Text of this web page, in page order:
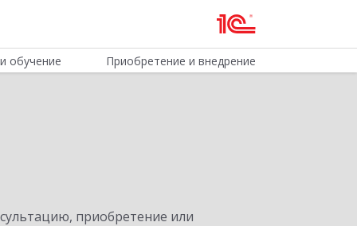
обучение Приобретение и внедрение
приобретение или